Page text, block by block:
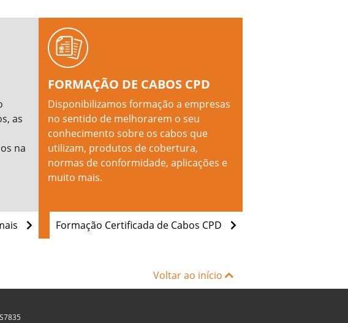
as
na
FORMAÇÃO DE CABOS CPD
Disponibilizamos formação a empresas
no sentido de melhorarem o seu
conhecimento sobre os cabos que
utilizam, produtos de cobertura,
normas de conformidade, aplicações e
muito mais.
Formação Certificada de Cabos CPD
Voltar ao início